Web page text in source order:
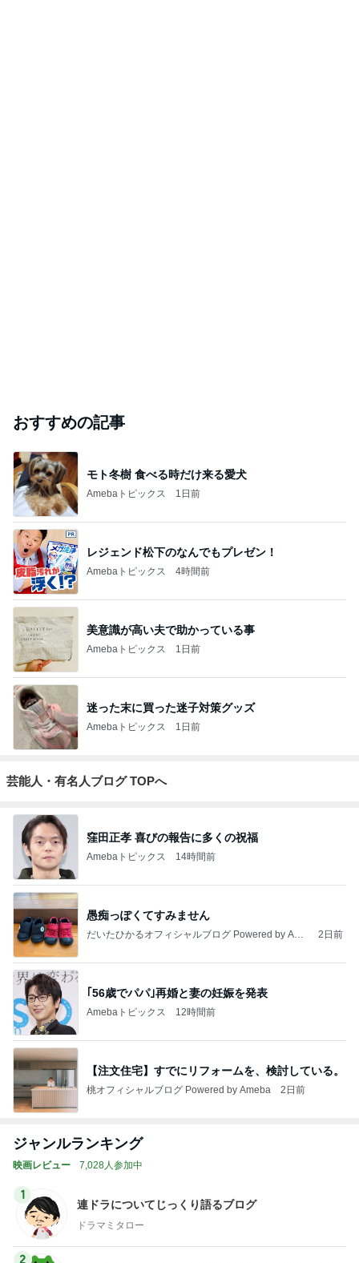
おすすめの記事
モト冬樹 食べる時だけ来る愛犬
Amebaトピックス 1日前
レジェンド松下のなんでもプレゼン！
Amebaトピックス 4時間前
美意識が高い夫で助かっている事
Amebaトピックス 1日前
迷った末に買った迷子対策グッズ
Amebaトピックス 1日前
芸能人・有名人ブログ TOPへ
窪田正孝 喜びの報告に多くの祝福
Amebaトピックス 14時間前
愚痴っぽくてすみません
だいたひかるオフィシャルブログ Powered by Ame
2日前
｢56歳でパパ｣再婚と妻の妊娠を発表
Amebaトピックス 12時間前
【注文住宅】すでにリフォームを、検討している。
桃オフィシャルブログ Powered by Ameba 2日前
ジャンルランキング
映画レビュー 7,028人参加中
1
連ドラについてじっくり語るブログ
ドラマミタロー
2